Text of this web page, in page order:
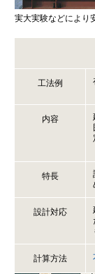
実大実験などにより
工法例
内容
特長
設計対応
計算方法